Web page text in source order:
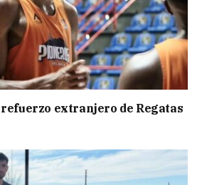
refuerzo extranjero de Regatas